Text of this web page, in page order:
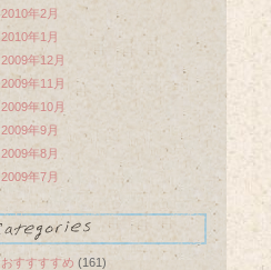
2010年2月
2010年1月
2009年12月
2009年11月
2009年10月
2009年9月
2009年8月
2009年7月
おすすすすめ (161)